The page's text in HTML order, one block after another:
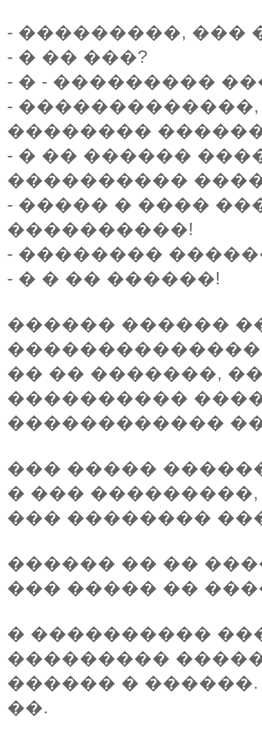
- ���������, ���
- � �� ���?
- � - ���������
-
��������
- � �� ������
����������
- ����� � ����
����������!
- ��������
- � � �� ������!
������ ������
�� �� �������,
����������
������������
��� �����
� ���
��� ��������
������ �� ��
��� ����� ��
� ����������
���������
������ �
��.